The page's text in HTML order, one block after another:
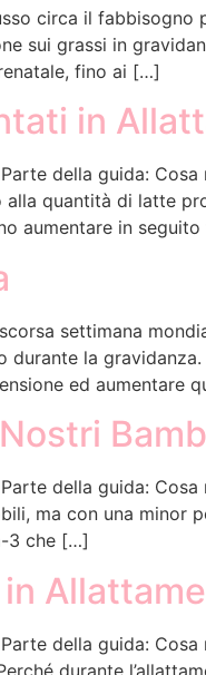
circa il
sui grassi in
fino ai […]
in
della guida:
alla quantità di latte
aumentare in
settimana
durante la
ed aumentare
della guida:
ma con una minor
3 che […]
della guida:
durante